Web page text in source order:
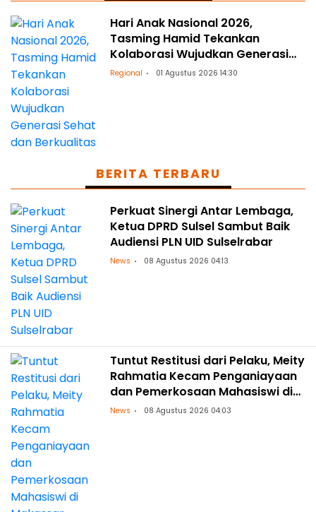
Hari Anak Nasional 2026,
Tasming Hamid Tekankan
Kolaborasi Wujudkan Generasi
Sehat dan Berkualitas
Regional 01 Agustus 2026 14:30
BERITA TERBARU
Perkuat Sinergi Antar Lembaga,
Ketua DPRD Sulsel Sambut Baik
Audiensi PLN UID Sulselrabar
News 08 Agustus 2026 04:13
Tuntut Restitusi dari Pelaku, Meity
Rahmatia Kecam Penganiayaan
dan Pemerkosaan Mahasiswi di
Makassar
News 08 Agustus 2026 04:03